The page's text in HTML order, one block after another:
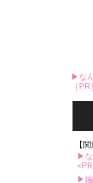
▶な
［PR
【
▶な
▶編